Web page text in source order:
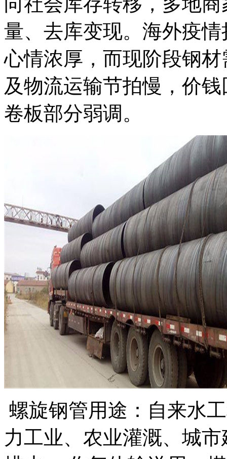
量、去库变现。海外疫
心情浓厚，而现阶段钢
及物流运输节拍慢，价
卷板部分弱调。
螺旋钢管用途：自来水
力工业、农业灌溉、城